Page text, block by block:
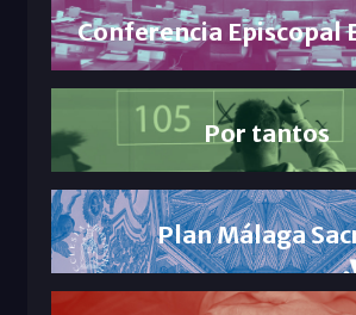
Conferencia Episcopal
Por tantos
Plan Málaga